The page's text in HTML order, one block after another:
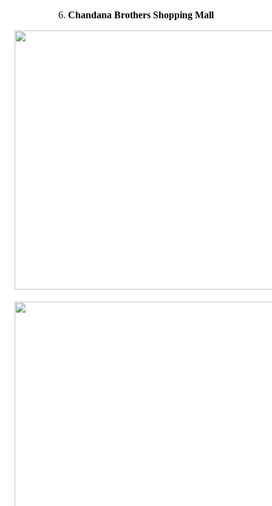
6. Chandana Brothers Shopping Mall